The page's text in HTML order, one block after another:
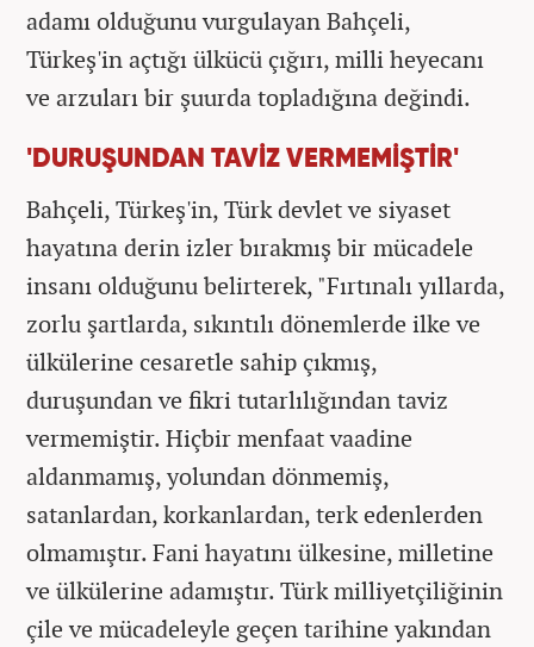
adamı olduğunu vurgulayan Bahçeli,
Türkeş'in açtığı ülkücü çığırı, milli heyecanı
ve arzuları bir şuurda topladığına değindi.
'DURUŞUNDAN TAVİZ VERMEMİŞTİR'
Bahçeli, Türkeş'in, Türk devlet ve siyaset
hayatına derin izler bırakmış bir mücadele
insanı olduğunu belirterek, "Fırtınalı yıllarda,
zorlu şartlarda, sıkıntılı dönemlerde ilke ve
ülkülerine cesaretle sahip çıkmış,
duruşundan ve fikri tutarlılığından taviz
vermemiştir. Hiçbir menfaat vaadine
aldanmamış, yolundan dönmemiş,
satanlardan, korkanlardan, terk edenlerden
olmamıştır. Fani hayatını ülkesine, milletine
ve ülkülerine adamıştır. Türk milliyetçiliğinin
çile ve mücadeleyle geçen tarihine yakından